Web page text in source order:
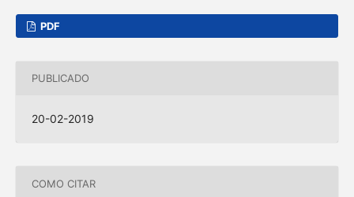
PDF
PUBLICADO
20-02-2019
COMO CITAR